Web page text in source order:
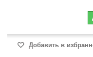
Добавить в